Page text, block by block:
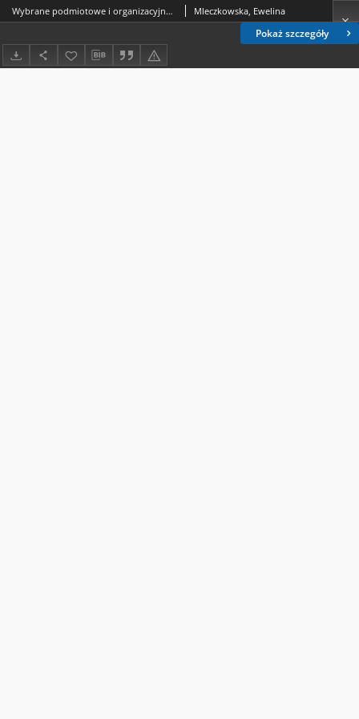
Pokaż szczegóły
Wybrane podmiotowe i organizacyjne czynniki wypalenia zawodowego operatorów numerów alarmowych Mleczkowska, Ewelina